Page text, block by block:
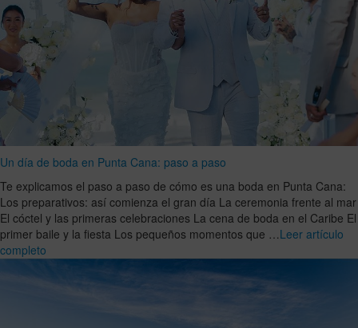
Un día de boda en Punta Cana: paso a paso
Te explicamos el paso a paso de cómo es una boda en Punta Cana:
Los preparativos: así comienza el gran día La ceremonia frente al mar
El cóctel y las primeras celebraciones La cena de boda en el Caribe El
primer baile y la fiesta Los pequeños momentos que …Leer artículo
completo